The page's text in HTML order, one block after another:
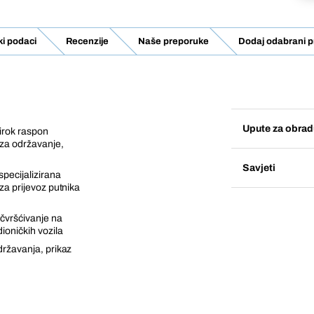
podaci Recenzije Naše preporuke Dodaj odabrani
raspon
održavanje,
prijevoz putnika
na
vozila
prikaz
Upute za
Savjeti